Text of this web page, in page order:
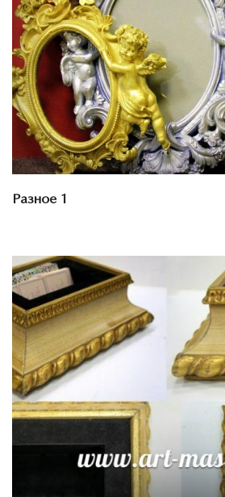
Смотреть проект
Разное 1
Смотреть проект